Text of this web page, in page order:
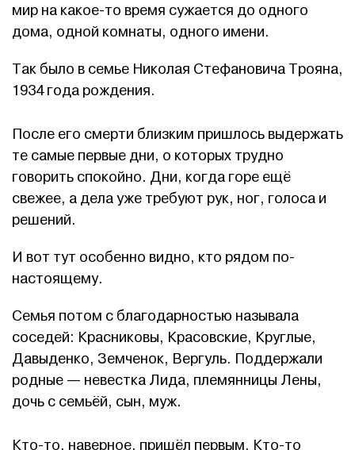
мир на какое-то время сужается до одного
дома, одной комнаты, одного имени.
Так было в семье Николая Стефановича Трояна,
1934 года рождения.
После его смерти близким пришлось выдержать
те самые первые дни, о которых трудно
говорить спокойно. Дни, когда горе ещё
свежее, а дела уже требуют рук, ног, голоса и
решений.
И вот тут особенно видно, кто рядом по-
настоящему.
Семья потом с благодарностью называла
соседей: Красниковы, Красовские, Круглые,
Давыденко, Земченок, Вергуль. Поддержали
родные — невестка Лида, племянницы Лены,
дочь с семьёй, сын, муж.
Кто-то, наверное, пришёл первым. Кто-то